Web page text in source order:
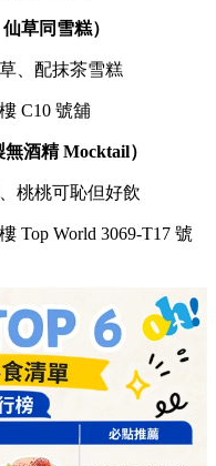
草同雪糕）
、配抹茶雪糕
C10 號舖
酒精 Mocktail）
桃桃可恥但好飲
Top World 3069-T17 號